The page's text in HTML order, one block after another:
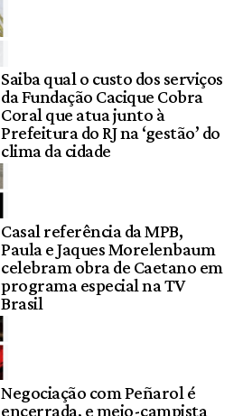
Saiba qual o custo dos serviços
da Fundação Cacique Cobra
Coral que atua junto à
Prefeitura do RJ na ‘gestão’ do
clima da cidade
Casal referência da MPB,
Paula e Jaques Morelenbaum
celebram obra de Caetano em
programa especial na TV
Brasil
Negociação com Peñarol é
encerrada, e meio-campista